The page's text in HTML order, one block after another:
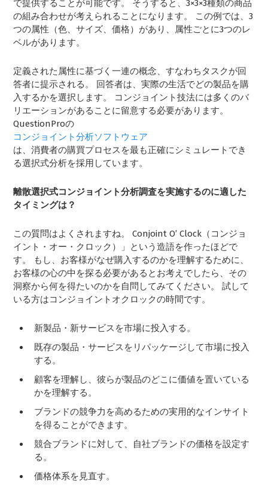
で提供することが可能です。 そうすると、3×3×3種類の商品
の組み合わせが考えられることになります。 この例では、3
つの属性（色、サイズ、価格）があり、属性ごとに3つのレ
ベルがあります。
定義された属性に基づく一連の概念、すなわちタスクが回
答者に提示される。 回答者は、実際の生活でどの製品を購
入するかを選択します。 コンジョイント技法には多くのバ
リエーションがあることに留意する必要があります。
QuestionProの
コンジョイント分析ソフトウェア
は、消費者の購買プロセスを最も正確にシミュレートでき
る選択式分析を採用しています。
離散選択式コンジョイント分析調査を実施するのに適した
タイミングは？
この質問はよくされますね。 Conjoint O’ Clock（コンジョ
イント・オー・クロック）」という造語を作ったほどで
す。 もし、お客様がなぜ購入するのかを理解するために、
お客様の心の中を探る必要があるとお考えでしたら、その
洞察から何を得たいのかを自問してみてください。 試して
いる方はコンジョイントオクロックの時間です。
新製品・新サービスを市場に投入する。
既存の製品・サービスをリパッケージして市場に投入
する。
顧客を理解し、彼らが製品のどこに価値を置いている
かを理解する。
ブランドの競争力を高めるための実用的なインサイト
を得ることができます。
競合ブランドに対して、自社ブランドの価格を設定す
る。
価格体系を見直す。